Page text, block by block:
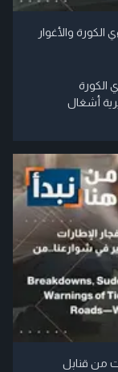
والأغوار
الكورة
أشغال
من قنابل